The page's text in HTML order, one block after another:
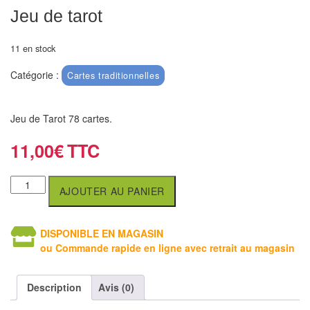
Echiquier
pour
d'échecs
Livres
anglais
Livres
en
français
Jeu de tarot
11 en stock
Catégorie : Cartes traditionnelles
Jeu de Tarot 78 cartes.
11,00€
AJOUTER AU PANIER
DISPONIBLE EN MAGASIN
ou Commande rapide en ligne avec retrait au magasin
Description Avis (0)